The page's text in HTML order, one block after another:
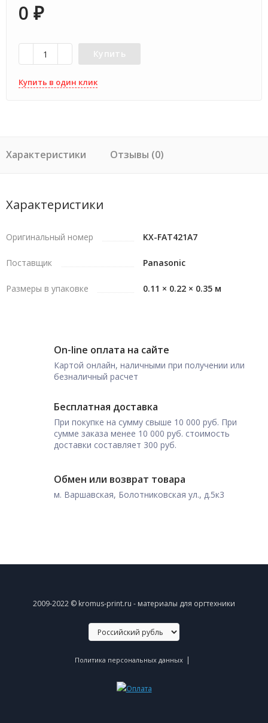
0 ₽
Купить
Купить в один клик
Характеристики Отзывы (0)
Характеристики
Оригинальный номер KX-FAT421A7
Поставщик Panasonic
Размеры в упаковке 0.11 × 0.22 × 0.35 м
On-line оплата на сайте
Картой онлайн, наличными при получении или
безналичный расчет
Бесплатная доставка
При покупке на сумму свыше 10 000 руб. При
сумме заказа менее 10 000 руб. стоимость
доставки составляет 300 руб.
Обмен или возврат товара
м. Варшавская, Болотниковская ул., д.5к3
2009-2022 © kromus-print.ru - материалы для оргтехники
Политика персональных данных |